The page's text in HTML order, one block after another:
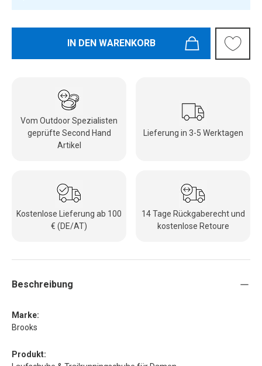
IN DEN WARENKORB
Vom Outdoor Spezialisten
geprüfte Second Hand
Artikel
Lieferung in 3-5 Werktagen
Kostenlose Lieferung ab 100
€ (DE/AT)
14 Tage Rückgaberecht und
kostenlose Retoure
Beschreibung
Marke:
Brooks
Produkt: